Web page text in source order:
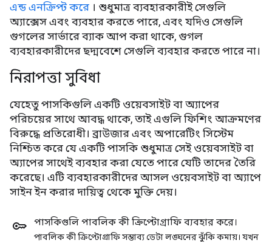
এন্ড এনক্রিপ্ট করে । শুধুমাত্র ব্যবহারকারীই সেগুলি
অ্যাক্সেস এবং ব্যবহার করতে পারে, এবং যদিও সেগুলি
গুগলের সার্ভারে ব্যাক আপ করা থাকে, গুগল
ব্যবহারকারীদের ছদ্মবেশে সেগুলি ব্যবহার করতে পারে না।
নিরাপত্তা সুবিধা
যেহেতু পাসকিগুলি একটি ওয়েবসাইট বা অ্যাপের
পরিচয়ের সাথে আবদ্ধ থাকে, তাই এগুলি ফিশিং আক্রমণের
বিরুদ্ধে প্রতিরোধী। ব্রাউজার এবং অপারেটিং সিস্টেম
নিশ্চিত করে যে একটি পাসকি শুধুমাত্র সেই ওয়েবসাইট বা
অ্যাপের সাথেই ব্যবহার করা যেতে পারে যেটি তাদের তৈরি
করেছে। এটি ব্যবহারকারীদের আসল ওয়েবসাইট বা অ্যাপে
সাইন ইন করার দায়িত্ব থেকে মুক্তি দেয়।
পাসকিগুলি পাবলিক কী ক্রিপ্টোগ্রাফি ব্যবহার করে।
পাবলিক কী ক্রিপ্টোগ্রাফি সম্ভাব্য ডেটা লঙ্ঘনের ঝুঁকি কমায়। যখন